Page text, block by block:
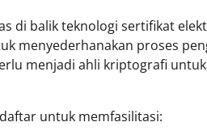
di balik teknologi sertifikat
menyederhanakan proses
menjadi ahli kriptografi
untuk memfasilitasi: